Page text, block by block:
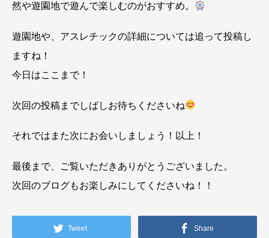
然や遊園地で遊んで楽しむのがおすすめ。
遊園地や、アスレチックの詳細については追って投稿し
ますね！
今日はここまで！
次回の投稿までしばしお待ちくださいね
それではまた次にお会いしましょう！以上！
最後まで、ご覧いただきありがとうございました。
次回のブログもお楽しみにしてくださいね！！
Tweet Share